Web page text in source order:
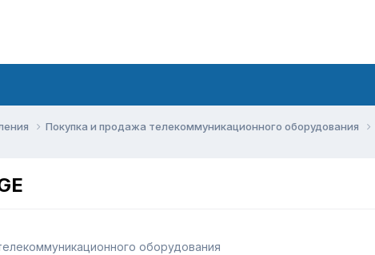
Покупка и продажа телекоммуникационного оборудования
оборудования